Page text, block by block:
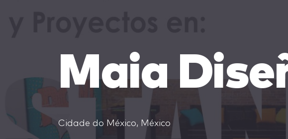
Maia
Cidade do México, México